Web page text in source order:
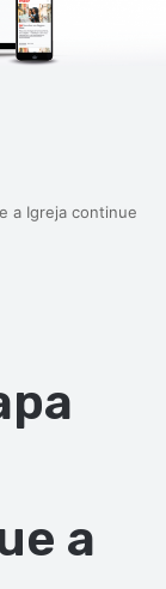
a Igreja continue
a